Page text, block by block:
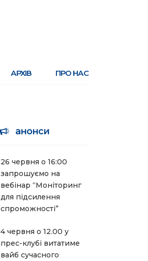
АРХІВ ПРО НАС
анонси
26 червня о 16:00
запрошуємо на
вебінар “Моніторинг
для підсилення
спроможності”
4 червня о 12.00 у
прес-клубі витатиме
вайб сучасного